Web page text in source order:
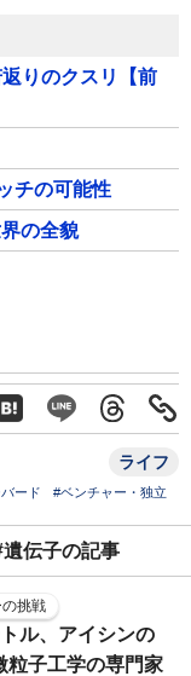
りのクスリ【前
チの可能性
の全貌
ライフ
ード #ベンチャー・独立
遺伝子の記事
挑戦
ル、アイシンの
粒子工学の専門家